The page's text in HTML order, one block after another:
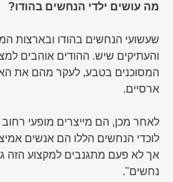
מה עושים ילדי הנחשים בהודו?
שעשועי הנחשים בהודו ובארצות
והעתיקים שיש. ההודים אוהבים
המסוכנים בטבע, לעקר מהם את
ארסיים.
לאחר מכן, הם מייצרים מופעי רחוב
לוכדי הנחשים הללו הם אנשים
אך לא פעם מתגנבים למקצוע הזה
נחשים".